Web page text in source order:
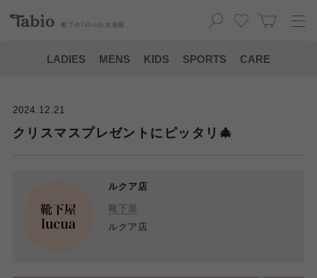
靴下の Tabio 公式通販
LADIES MENS KIDS SPORTS CARE
2024.12.21
クリスマスプレゼントにピッタリ🎄
ルクア店
靴下屋
ルクア店